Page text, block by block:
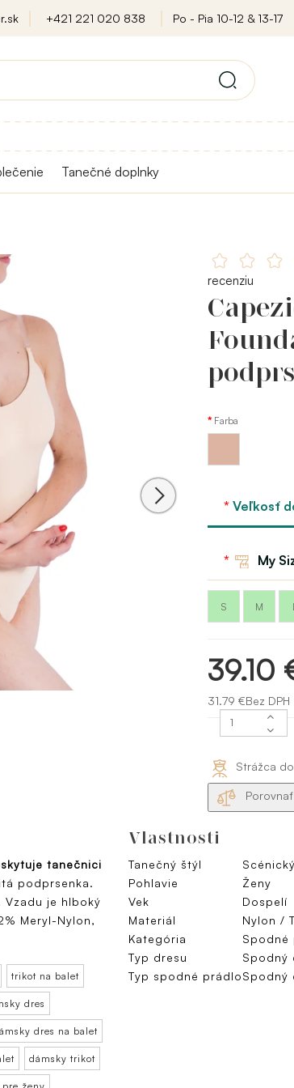
+421 221 020 838 Po - Pia 10-12 & 13-17
Tanečné doplnky
recenziu
Farba
Veľkosť
My
S M
39.10
31.79 €Bez DPH
Strážca
tanečnici
podprsenka.
Vzadu je hlboký
Meryl-Nylon,
trikot na balet
dres
dres na balet
dámsky trikot
Vlastnosti
Tanečný štýl
Pohlavie
Ženy
Vek
Dospelí
Materiál
Nylon /
Kategória
Spodné
Typ dresu
Spodný
Typ spodné prádloSpodný